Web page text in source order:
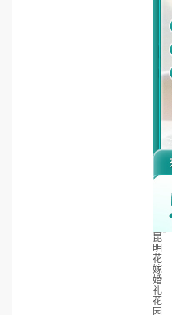
昆
明
花
嫁
婚
礼
花
园